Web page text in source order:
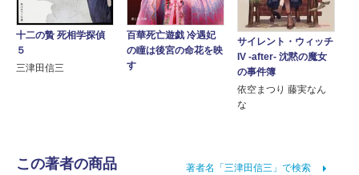
十二の贄 死相学探偵
５
三津田信三
百華死亡遊戯 冷遇妃
の瞳は後宮の命花を映
す
サイレント・ウィッチ
IV -after- 沈黙の魔女
の事件簿
依空まつり 藤実なん
な
この著者の商品 著者名「三津田信三」で検索